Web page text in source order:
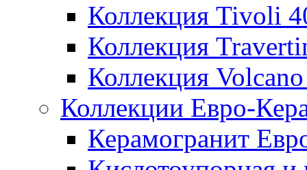
Коллекция Tivoli
Коллекция
Коллекция
Коллекции Евро-
Керамогранит